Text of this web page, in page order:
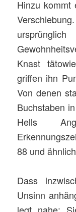
Hinzu kommt
Knast
griffen ihn
Von denen
Buchstaben
Hells
88 und
Dass
Unsinn